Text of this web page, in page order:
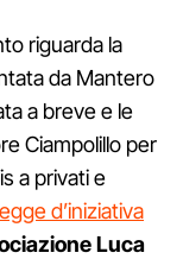
riguarda la
da Mantero
a breve e le
Ciampolillo per
a privati e
d’iniziativa
Luca